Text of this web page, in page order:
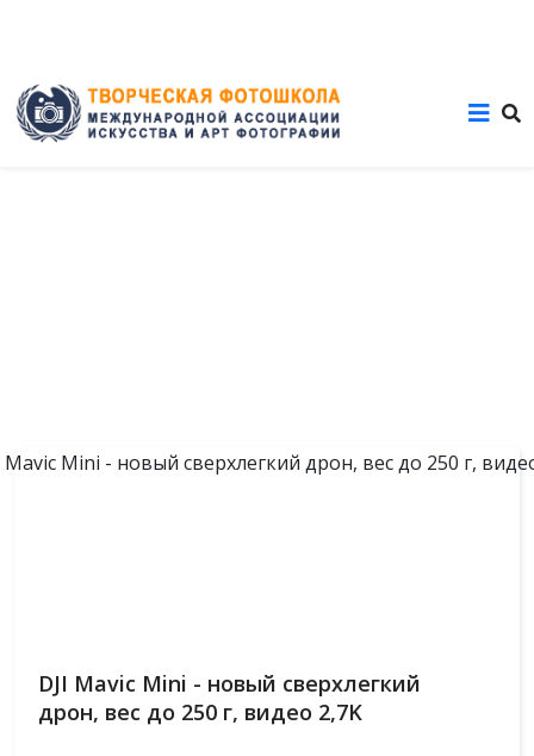
DJI Mavic Mini - новый сверхлегкий
дрон, вес до 250 г, видео 2,7K